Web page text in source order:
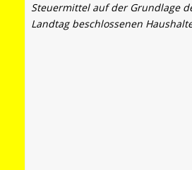
Steuermittel auf der Grundlage
Landtag beschlossenen